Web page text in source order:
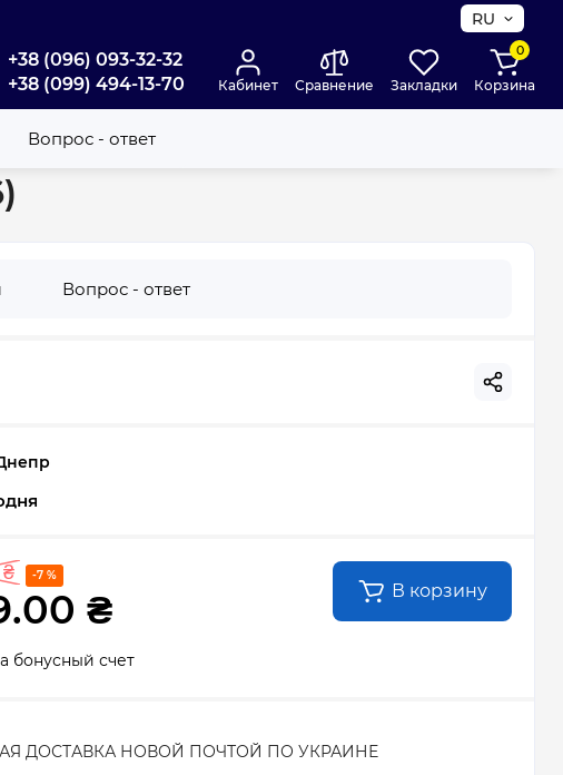
RU
+38 (096) 093-32-32
+38 (099) 494-13-70
Кабинет Сравнение Закладки
0
Корзина
Вопрос - ответ
Вопрос - ответ
-7 %
₴ В корзину
бонусный счет
ДОСТАВКА НОВОЙ ПОЧТОЙ ПО УКРАИНЕ